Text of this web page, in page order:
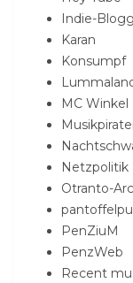
Indie-
Karan
Konsumpf
MC Winkel
Netzpolitik
Otranto-
PenZiuM
PenzWeb
Recent